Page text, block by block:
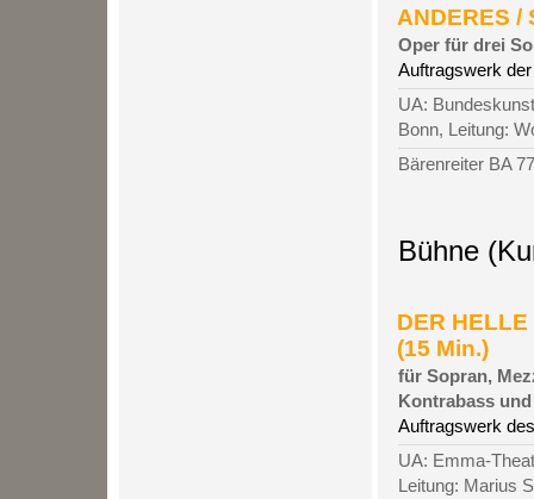
ANDERES /
Oper für drei
Auftragswerk der
UA:
Bonn, Leitung:
Bärenreiter BA
Bühne
DER HELLE
(15 Min.)
für Sopran,
Kontrabass
Auftragswerk
UA: Emma-
Leitung: Marius